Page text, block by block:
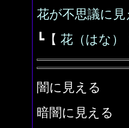
花が不思議に見
┗【 花（はな）
闇に見える
暗闇に見える